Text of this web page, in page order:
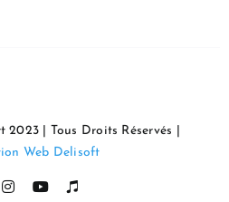
| Tous Droits Réservés |
Web Delisoft
InstagramYouTube